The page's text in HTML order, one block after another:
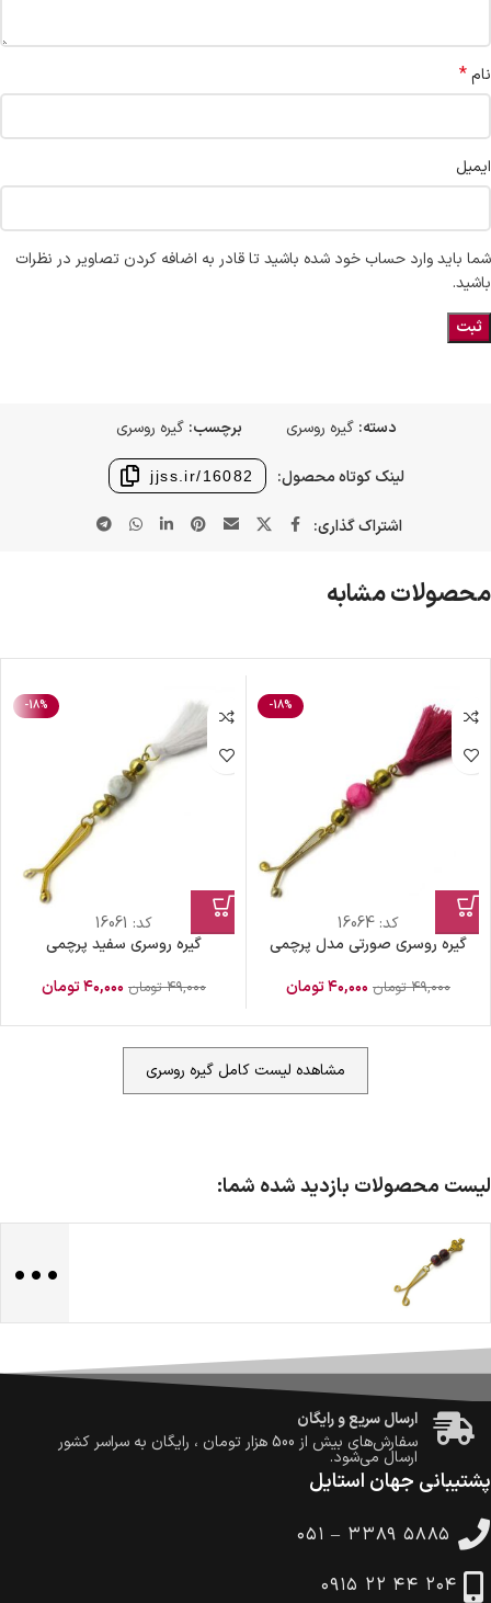
نام*
ایمیل
شما باید وارد حساب خود شده باشید تا قادر به اضافه کردن تصاویر در نظرات
باشید.
دسته: گیره روسری برچسب: گیره روسری
لینک کوتاه محصول: jjss.ir/16082
اشتراک گذاری:
محصولات مشابه
-18%
کد: 16064
گیره روسری صورتی مدل پرچمی
۴۹,۰۰۰ تومان ۴۰,۰۰۰تومان
-18%
کد: 16061
گیره روسری سفید پرچمی
۴۹,۰۰۰ تومان ۴۰,۰۰۰تومان
مشاهده لیست کامل گیره روسری
لیست محصولات بازدید شده شما:
...
ضمانت اصالت کالا
گارانتی معتبر برای تمامی محصولات ارائه می‌شود.
ارسال سریع و رایگان
سفارش‌های بیش از 500 هزار تومان ، رایگان به سراسر کشور
ارسال می‌شود.
ضمانت بازگشت کالا
در هنگام خرید محصول، امکان انتخاب پرداخت در محل
وجود دارد.
پشتیبانی جهان استایل
۰۵۱ – ۳۳۸۹ ۵۸۸۵
۰۹۱۵ ۲۲ ۴۴ ۲۰۴